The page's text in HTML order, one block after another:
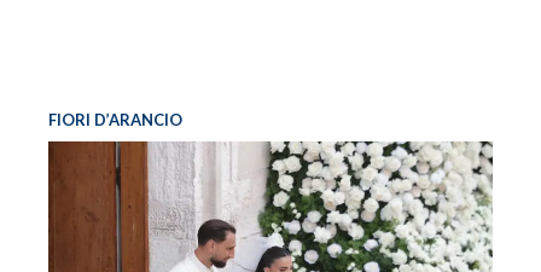
FIORI D’ARANCIO